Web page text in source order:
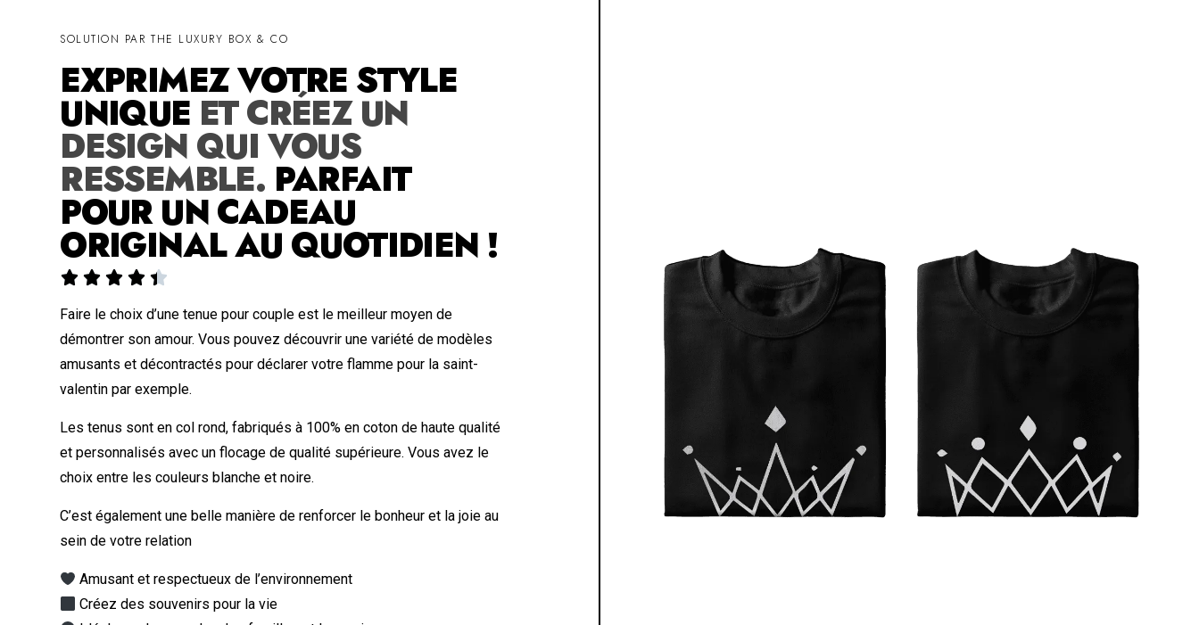
SOLUTION PAR THE LUXURY BOX & CO
EXPRIMEZ VOTRE STYLE
UNIQUE ET CRÉEZ UN
DESIGN QUI VOUS
RESSEMBLE. PARFAIT
POUR UN CADEAU
ORIGINAL AU QUOTIDIEN !
    
Faire le choix d’une tenue pour couple est le meilleur moyen de
démontrer son amour. Vous pouvez découvrir une variété de modèles
amusants et décontractés pour déclarer votre flamme pour la saint-
valentin par exemple.
Les tenus sont en col rond, fabriqués à 100% en coton de haute qualité
et personnalisés avec un flocage de qualité supérieure. Vous avez le
choix entre les couleurs blanche et noire.
C’est également une belle manière de renforcer le bonheur et la joie au
sein de votre relation
Amusant et respectueux de l’environnement
Créez des souvenirs pour la vie